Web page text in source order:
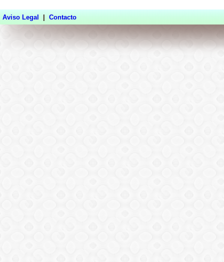
Aviso Legal Contacto